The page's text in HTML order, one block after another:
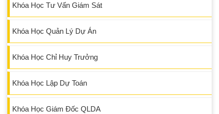
Khóa Học Tư Vấn Giám Sát
Khóa Học Quản Lý Dự Án
Khóa Học Chỉ Huy Trưởng
Khóa Học Lập Dự Toán
Khóa Học Giám Đốc QLDA